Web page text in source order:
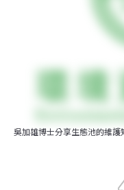
吳加雄博士分享生態池的維護